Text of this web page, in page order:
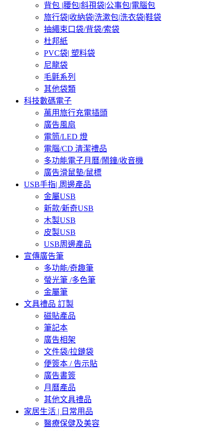
背包 |腰包|斜孭袋|公事包|電腦包
旅行袋|收納袋|洗漱包|洗衣袋|鞋袋
抽繩束口袋/背袋/索袋
杜邦紙
PVC袋| 塑料袋
尼龍袋
毛氈系列
其他袋類
科技數碼電子
萬用旅行充電插頭
廣告風扇
電筒/LED 燈
電腦/CD 清潔禮品
多功能電子月曆/鬧鐘/收音機
廣告滑鼠墊/鼠標
USB手指| 周邊產品
金屬USB
新款/新奇USB
木製USB
皮製USB
USB周邊產品
宣傳廣告筆
多功能/奇趣筆
螢光筆 /多色筆
金屬筆
文具禮品 訂製
磁貼產品
筆記本
廣告相架
文件袋/拉鏈袋
便簽本 / 告示貼
廣告書簽
月曆產品
其他文具禮品
家居生活 | 日常用品
醫療保健及美容